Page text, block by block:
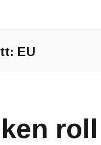
EU